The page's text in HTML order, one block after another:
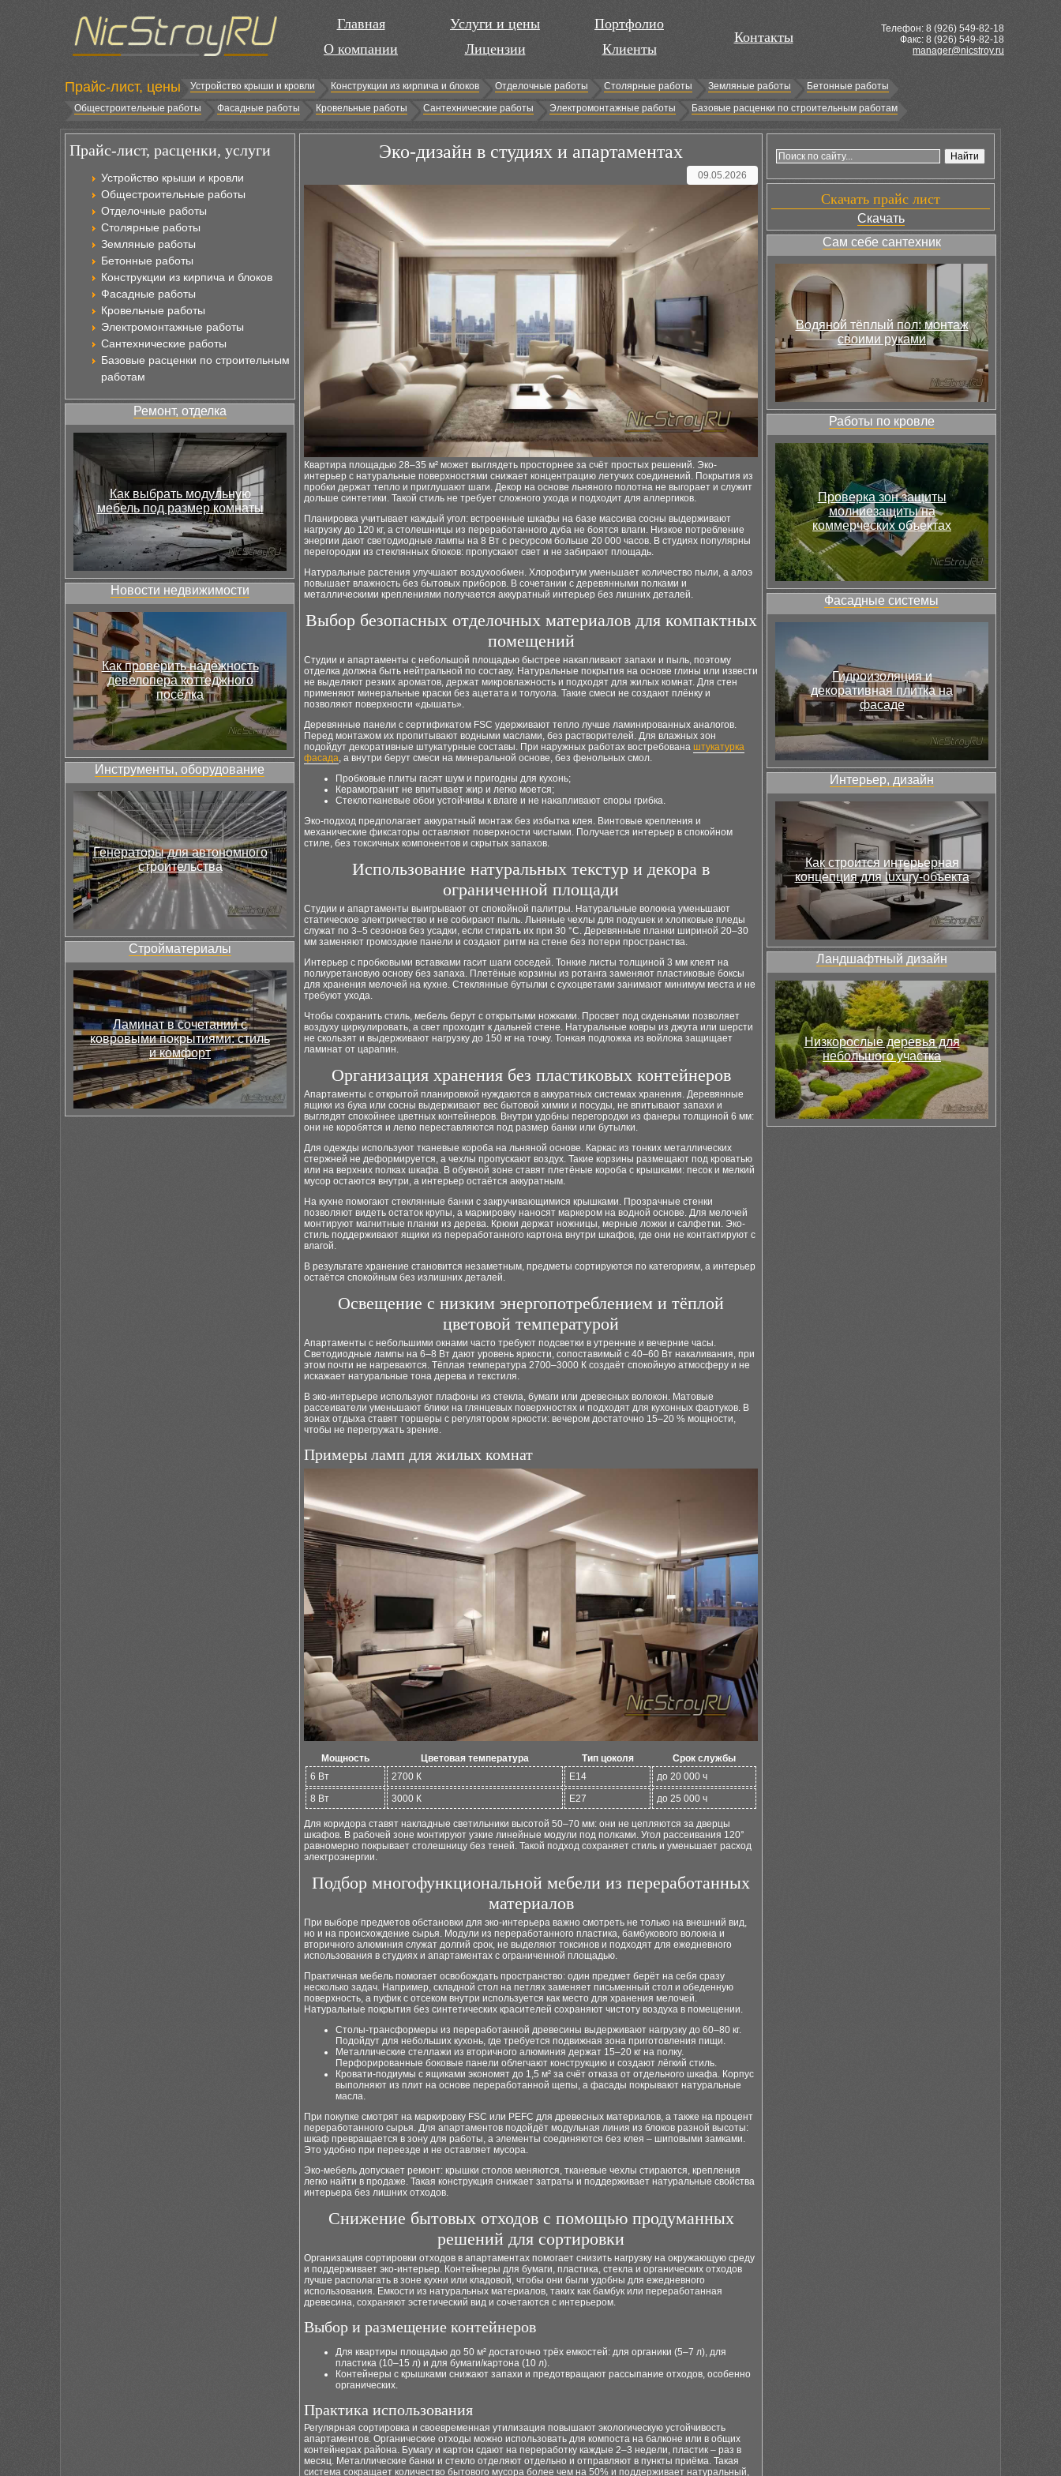
Главная
О компании
Услуги и цены
Лицензии
Портфолио
Клиенты
Контакты
Телефон: 8 (926) 549-82-18
Факс: 8 (926) 549-82-18
manager@nicstroy.ru
Прайс-лист, цены Устройство крыши и кровли Конструкции из кирпича и блоков Отделочные работы Столярные работы Земляные работы
Бетонные работы
Общестроительные работы
Фасадные работы Кровельные работы Сантехнические работы Электромонтажные работы Базовые расценки по строительным работам
Прайс-лист, расценки, услуги
Устройство крыши и кровли
Общестроительные работы
Отделочные работы
Столярные работы
Земляные работы
Бетонные работы
Конструкции из кирпича и блоков
Фасадные работы
Кровельные работы
Электромонтажные работы
Сантехнические работы
Базовые расценки по строительным
работам
Ремонт, отделка
Как выбрать модульную
мебель под размер комнаты
Новости недвижимости
Как проверить надёжность
девелопера коттеджного
посёлка
Инструменты, оборудование
Генераторы для автономного
строительства
Стройматериалы
Ламинат в сочетании с
ковровыми покрытиями: стиль
и комфорт
Эко-дизайн в студиях и апартаментах
09.05.2026
Квартира площадью 28–35 м² может выглядеть просторнее за счёт простых решений. Эко-
интерьер с натуральные поверхностями снижает концентрацию летучих соединений. Покрытия из
пробки держат тепло и приглушают шаги. Декор на основе льняного полотна не выгорает и служит
дольше синтетики. Такой стиль не требует сложного ухода и подходит для аллергиков.
Планировка учитывает каждый угол: встроенные шкафы на базе массива сосны выдерживают
нагрузку до 120 кг, а столешницы из переработанного дуба не боятся влаги. Низкое потребление
энергии дают светодиодные лампы на 8 Вт с ресурсом больше 20 000 часов. В студиях популярны
перегородки из стеклянных блоков: пропускают свет и не забирают площадь.
Натуральные растения улучшают воздухообмен. Хлорофитум уменьшает количество пыли, а алоэ
повышает влажность без бытовых приборов. В сочетании с деревянными полками и
металлическими креплениями получается аккуратный интерьер без лишних деталей.
Выбор безопасных отделочных материалов для компактных
помещений
Студии и апартаменты с небольшой площадью быстрее накапливают запахи и пыль, поэтому
отделка должна быть нейтральной по составу. Натуральные покрытия на основе глины или извести
не выделяют резких ароматов, держат микровлажность и подходят для жилых комнат. Для стен
применяют минеральные краски без ацетата и толуола. Такие смеси не создают плёнку и
позволяют поверхности «дышать».
Деревянные панели с сертификатом FSC удерживают тепло лучше ламинированных аналогов.
Перед монтажом их пропитывают водными маслами, без растворителей. Для влажных зон
подойдут декоративные штукатурные составы. При наружных работах востребована штукатурка
фасада, а внутри берут смеси на минеральной основе, без фенольных смол.
Пробковые плиты гасят шум и пригодны для кухонь;
Керамогранит не впитывает жир и легко моется;
Стеклотканевые обои устойчивы к влаге и не накапливают споры грибка.
Эко-подход предполагает аккуратный монтаж без избытка клея. Винтовые крепления и
механические фиксаторы оставляют поверхности чистыми. Получается интерьер в спокойном
стиле, без токсичных компонентов и скрытых запахов.
Использование натуральных текстур и декора в
ограниченной площади
Студии и апартаменты выигрывают от спокойной палитры. Натуральные волокна уменьшают
статическое электричество и не собирают пыль. Льняные чехлы для подушек и хлопковые пледы
служат по 3–5 сезонов без усадки, если стирать их при 30 °C. Деревянные планки шириной 20–30
мм заменяют громоздкие панели и создают ритм на стене без потери пространства.
Интерьер с пробковыми вставками гасит шаги соседей. Тонкие листы толщиной 3 мм клеят на
полиуретановую основу без запаха. Плетёные корзины из ротанга заменяют пластиковые боксы
для хранения мелочей на кухне. Стеклянные бутылки с сухоцветами занимают минимум места и не
требуют ухода.
Чтобы сохранить стиль, мебель берут с открытыми ножками. Просвет под сиденьями позволяет
воздуху циркулировать, а свет проходит к дальней стене. Натуральные ковры из джута или шерсти
не скользят и выдерживают нагрузку до 150 кг на точку. Тонкая подложка из войлока защищает
ламинат от царапин.
Организация хранения без пластиковых контейнеров
Апартаменты с открытой планировкой нуждаются в аккуратных системах хранения. Деревянные
ящики из бука или сосны выдерживают вес бытовой химии и посуды, не впитывают запахи и
выглядят спокойнее цветных контейнеров. Внутри удобны перегородки из фанеры толщиной 6 мм:
они не коробятся и легко переставляются под размер банки или бутылки.
Для одежды используют тканевые короба на льняной основе. Каркас из тонких металлических
стержней не деформируется, а чехлы пропускают воздух. Такие корзины размещают под кроватью
или на верхних полках шкафа. В обувной зоне ставят плетёные короба с крышками: песок и мелкий
мусор остаются внутри, а интерьер остаётся аккуратным.
На кухне помогают стеклянные банки с закручивающимися крышками. Прозрачные стенки
позволяют видеть остаток крупы, а маркировку наносят маркером на водной основе. Для мелочей
монтируют магнитные планки из дерева. Крюки держат ножницы, мерные ложки и салфетки. Эко-
стиль поддерживают ящики из переработанного картона внутри шкафов, где они не контактируют с
влагой.
В результате хранение становится незаметным, предметы сортируются по категориям, а интерьер
остаётся спокойным без излишних деталей.
Освещение с низким энергопотреблением и тёплой
цветовой температурой
Апартаменты с небольшими окнами часто требуют подсветки в утренние и вечерние часы.
Светодиодные лампы на 6–8 Вт дают уровень яркости, сопоставимый с 40–60 Вт накаливания, при
этом почти не нагреваются. Тёплая температура 2700–3000 К создаёт спокойную атмосферу и не
искажает натуральные тона дерева и текстиля.
В эко-интерьере используют плафоны из стекла, бумаги или древесных волокон. Матовые
рассеиватели уменьшают блики на глянцевых поверхностях и подходят для кухонных фартуков. В
зонах отдыха ставят торшеры с регулятором яркости: вечером достаточно 15–20 % мощности,
чтобы не перегружать зрение.
Примеры ламп для жилых комнат
Мощность Цветовая температура Тип цоколя
Срок службы
6 Вт
2700 К E14
до 20 000 ч
8 Вт
3000 К E27 до 25 000 ч
Для коридора ставят накладные светильники высотой 50–70 мм: они не цепляются за дверцы
шкафов. В рабочей зоне монтируют узкие линейные модули под полками. Угол рассеивания 120°
равномерно покрывает столешницу без теней. Такой подход сохраняет стиль и уменьшает расход
электроэнергии.
Подбор многофункциональной мебели из переработанных
материалов
При выборе предметов обстановки для эко-интерьерa важно смотреть не только на внешний вид,
но и на происхождение сырья. Модули из переработанного пластика, бамбукового волокна и
вторичного алюминия служат долгий срок, не выделяют токсинов и подходят для ежедневного
использования в студиях и апартаментах с ограниченной площадью.
Практичная мебель помогает освобождать пространство: один предмет берёт на себя сразу
несколько задач. Например, складной стол на петлях заменяет письменный стол и обеденную
поверхность, а пуфик с отсеком внутри используется как место для хранения мелочей.
Натуральные покрытия без синтетических красителей сохраняют чистоту воздуха в помещении.
Столы-трансформеры из переработанной древесины выдерживают нагрузку до 60–80 кг.
Подойдут для небольших кухонь, где требуется подвижная зона приготовления пищи.
Металлические стеллажи из вторичного алюминия держат 15–20 кг на полку.
Перфорированные боковые панели облегчают конструкцию и создают лёгкий стиль.
Кровати-подиумы с ящиками экономят до 1,5 м² за счёт отказа от отдельного шкафа. Корпус
выполняют из плит на основе переработанной щепы, а фасады покрывают натуральные
масла.
При покупке смотрят на маркировку FSC или PEFC для древесных материалов, а также на процент
переработанного сырья. Для апартаментов подойдёт модульная линия из блоков разной высоты:
шкаф превращается в зону для работы, а элементы соединяются без клея – шиповыми замками.
Это удобно при переезде и не оставляет мусора.
Эко-мебель допускает ремонт: крышки столов меняются, тканевые чехлы стираются, крепления
легко найти в продаже. Такая конструкция снижает затраты и поддерживает натуральные свойства
интерьера без лишних отходов.
Снижение бытовых отходов с помощью продуманных
решений для сортировки
Организация сортировки отходов в апартаментах помогает снизить нагрузку на окружающую среду
и поддерживает эко-интерьер. Контейнеры для бумаги, пластика, стекла и органических отходов
лучше располагать в зоне кухни или кладовой, чтобы они были удобны для ежедневного
использования. Емкости из натуральных материалов, таких как бамбук или переработанная
древесина, сохраняют эстетический вид и сочетаются с интерьером.
Выбор и размещение контейнеров
Для квартиры площадью до 50 м² достаточно трёх емкостей: для органики (5–7 л), для
пластика (10–15 л) и для бумаги/картонa (10 л).
Контейнеры с крышками снижают запахи и предотвращают рассыпание отходов, особенно
органических.
Практика использования
Регулярная сортировка и своевременная утилизация повышают экологическую устойчивость
апартаментов. Органические отходы можно использовать для компоста на балконе или в общих
контейнерах района. Бумагу и картон сдают на переработку каждые 2–3 недели, пластик – раз в
месяц. Металлические банки и стекло отделяют отдельно и отправляют в пункты приёма. Такая
система сокращает количество бытового мусора более чем на 50% и поддерживает натуральный,
Скачать прайс лист
Скачать
Сам себе сантехник
Водяной тёплый пол: монтаж
своими руками
Работы по кровле
Проверка зон защиты
молниезащиты на
коммерческих объектах
Фасадные системы
Гидроизоляция и
декоративная плитка на
фасаде
Интерьер, дизайн
Как строится интерьерная
концепция для luxury-объекта
Ландшафтный дизайн
Низкорослые деревья для
небольшого участка